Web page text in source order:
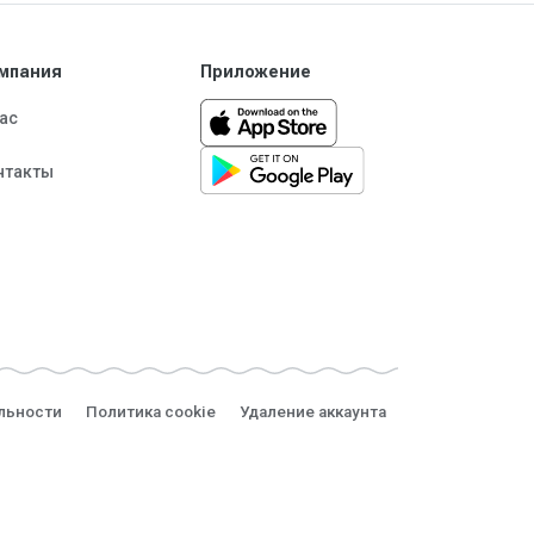
Приложение
Политика cookie Удаление аккаунта